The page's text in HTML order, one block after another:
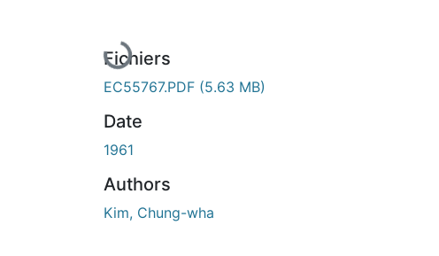
Fichiers
EC55767.PDF (5.63 MB)
Date
1961
Authors
Kim, Chung-wha